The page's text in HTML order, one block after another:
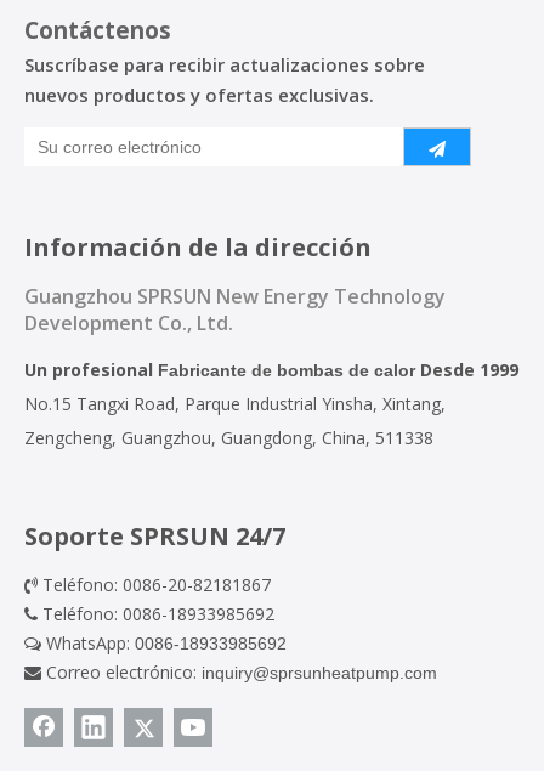
Contáctenos
Suscríbase para recibir actualizaciones sobre
nuevos productos y ofertas exclusivas.
Información de la dirección
Guangzhou SPRSUN New Energy Technology
Development Co., Ltd.
Un profesional Fabricante de bombas de calorDesde 1999
No.15 Tangxi Road, Parque Industrial Yinsha, Xintang,
Zengcheng, Guangzhou, Guangdong, China, 511338
Soporte SPRSUN 24/7
 Teléfono: 0086-20-82181867
 Teléfono: 0086-18933985692
 WhatsApp: 0086-18933985692
 Correo electrónico: inquiry@sprsunheatpump.com